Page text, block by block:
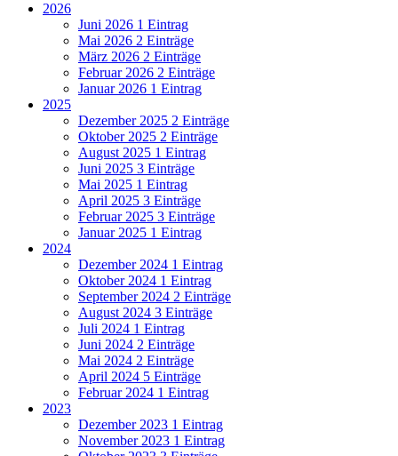
2026
Juni 2026 1 Eintrag
Mai 2026 2 Einträge
März 2026 2 Einträge
Februar 2026 2 Einträge
Januar 2026 1 Eintrag
2025
Dezember 2025 2 Einträge
Oktober 2025 2 Einträge
August 2025 1 Eintrag
Juni 2025 3 Einträge
Mai 2025 1 Eintrag
April 2025 3 Einträge
Februar 2025 3 Einträge
Januar 2025 1 Eintrag
2024
Dezember 2024 1 Eintrag
Oktober 2024 1 Eintrag
September 2024 2 Einträge
August 2024 3 Einträge
Juli 2024 1 Eintrag
Juni 2024 2 Einträge
Mai 2024 2 Einträge
April 2024 5 Einträge
Februar 2024 1 Eintrag
2023
Dezember 2023 1 Eintrag
November 2023 1 Eintrag